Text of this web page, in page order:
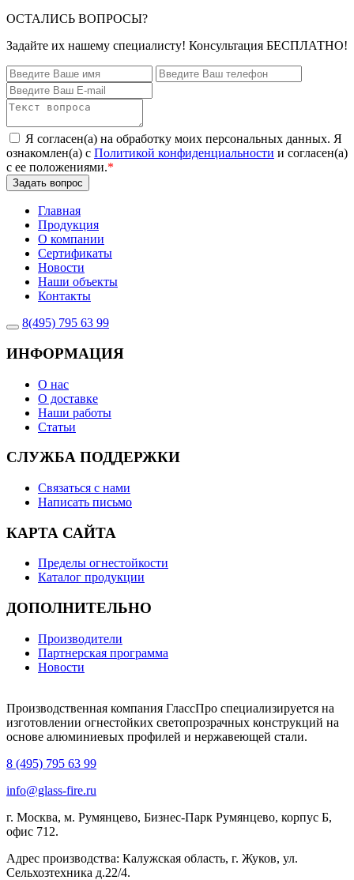
ОСТАЛИСЬ ВОПРОСЫ?
Задайте их нашему специалисту! Консультация БЕСПЛАТНО!
Я согласен(а) на обработку моих персональных данных. Я
ознакомлен(а) с Политикой конфиденциальности и согласен(а)
с ее положениями.*
Задать вопрос
Главная
Продукция
О компании
Сертификаты
Новости
Наши объекты
Контакты
8(495) 795 63 99
ИНФОРМАЦИЯ
О нас
О доставке
Наши работы
Статьи
СЛУЖБА ПОДДЕРЖКИ
Связаться с нами
Написать письмо
КАРТА САЙТА
Пределы огнестойкости
Каталог продукции
ДОПОЛНИТЕЛЬНО
Производители
Партнерская программа
Новости
Производственная компания ГлассПро специализируется на
изготовлении огнестойких светопрозрачных конструкций на
основе алюминиевых профилей и нержавеющей стали.
8 (495) 795 63 99
info@glass-fire.ru
г. Москва, м. Румянцево, Бизнес-Парк Румянцево, корпус Б,
офис 712.
Адрес производства: Калужская область, г. Жуков, ул.
Сельхозтехника д.22/4.